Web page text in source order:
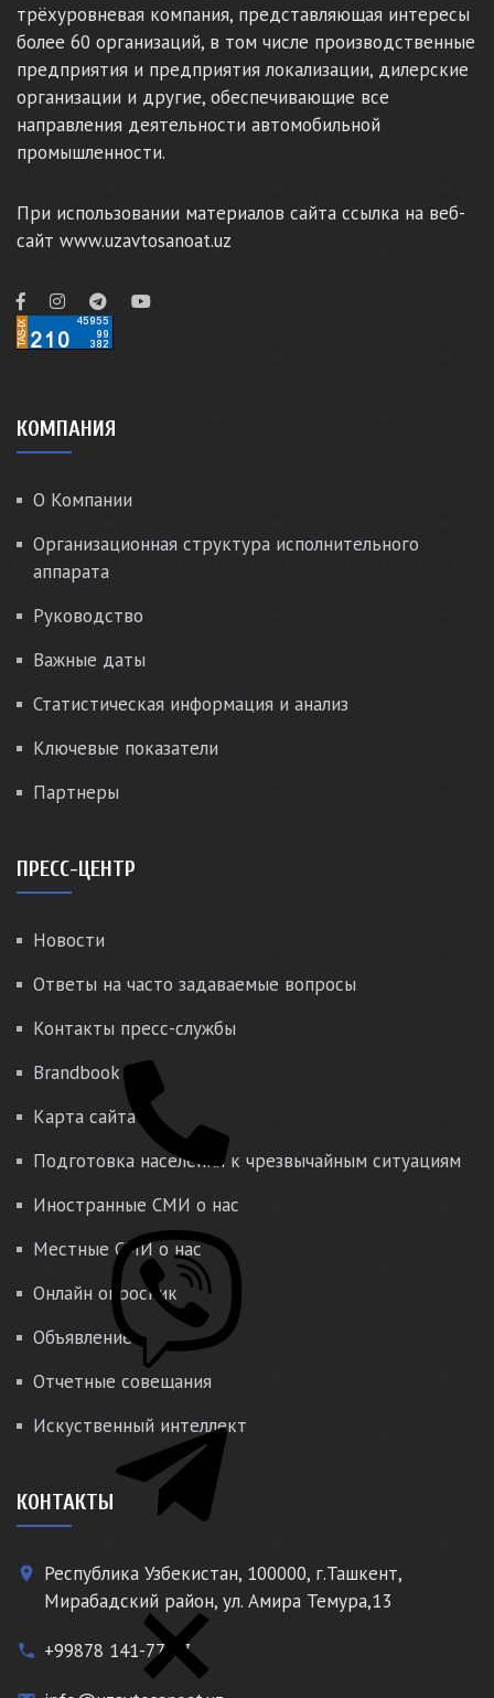
трёхуровневая компания, представляющая интересы
более 60 организаций, в том числе производственные
предприятия и предприятия локализации, дилерские
организации и другие, обеспечивающие все
направления деятельности автомобильной
промышленности.
При использовании материалов сайта ссылка на веб-
сайт www.uzavtosanoat.uz
КОМПАНИЯ
О Компании
Организационная структура исполнительного
аппарата
Руководство
Важные даты
Статистическая информация и анализ
Ключевые показатели
Партнеры
ПРЕСС-ЦЕНТР
Новости
Ответы на часто задаваемые вопросы
Контакты пресс-службы
Brandbook
Карта сайта
Подготовка населения к чрезвычайным ситуациям
Иностранные СМИ о нас
Местные СМИ о нас
Онлайн опросник
Объявление
Отчетные совещания
Искуственный интеллект
КОНТАКТЫ
place
Республика Узбекистан, 100000, г.Ташкент,
Мирабадский район, ул. Амира Темура,13
phone +99878 141-77-77